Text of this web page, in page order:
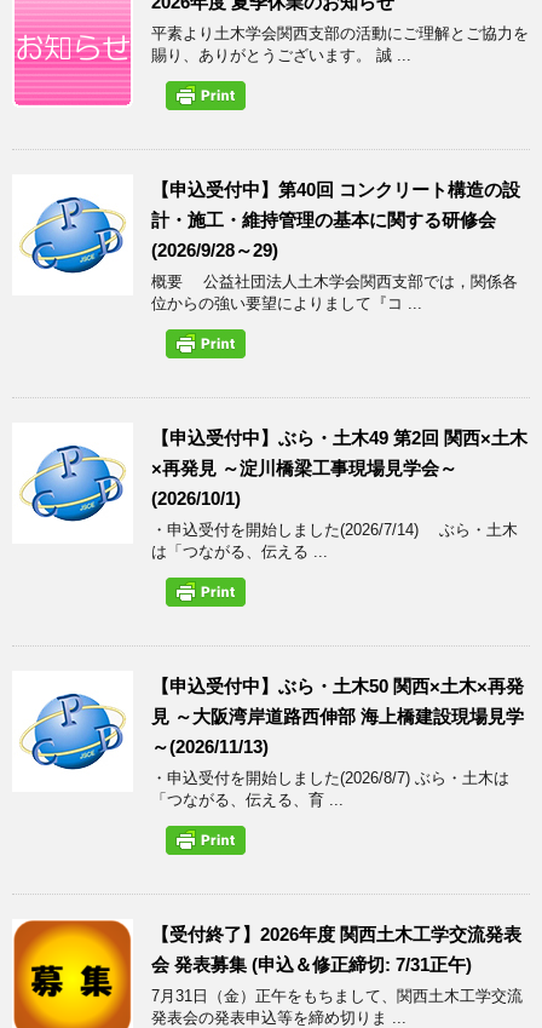
平素より土木学会関西支部の活動にご理解とご協力を
賜り、ありがとうございます。 誠 ...
【申込受付中】第40回 コンクリート構造の設
計・施工・維持管理の基本に関する研修会
(2026/9/28～29)
概要 公益社団法人土木学会関西支部では，関係各
位からの強い要望によりまして『コ ...
【申込受付中】ぶら・土木49 第2回 関西×土木
×再発見 ～淀川橋梁工事現場見学会～
(2026/10/1)
・申込受付を開始しました(2026/7/14) ぶら・土木
は「つながる、伝える ...
【申込受付中】ぶら・土木50 関西×土木×再発
見 ～大阪湾岸道路西伸部 海上橋建設現場見学
～(2026/11/13)
・申込受付を開始しました(2026/8/7) ぶら・土木は
「つながる、伝える、育 ...
【受付終了】2026年度 関西土木工学交流発表
会 発表募集 (申込＆修正締切: 7/31正午)
7月31日（金）正午をもちまして、関西土木工学交流
発表会の発表申込等を締め切りま ...